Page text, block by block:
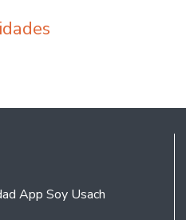
App Soy Usach